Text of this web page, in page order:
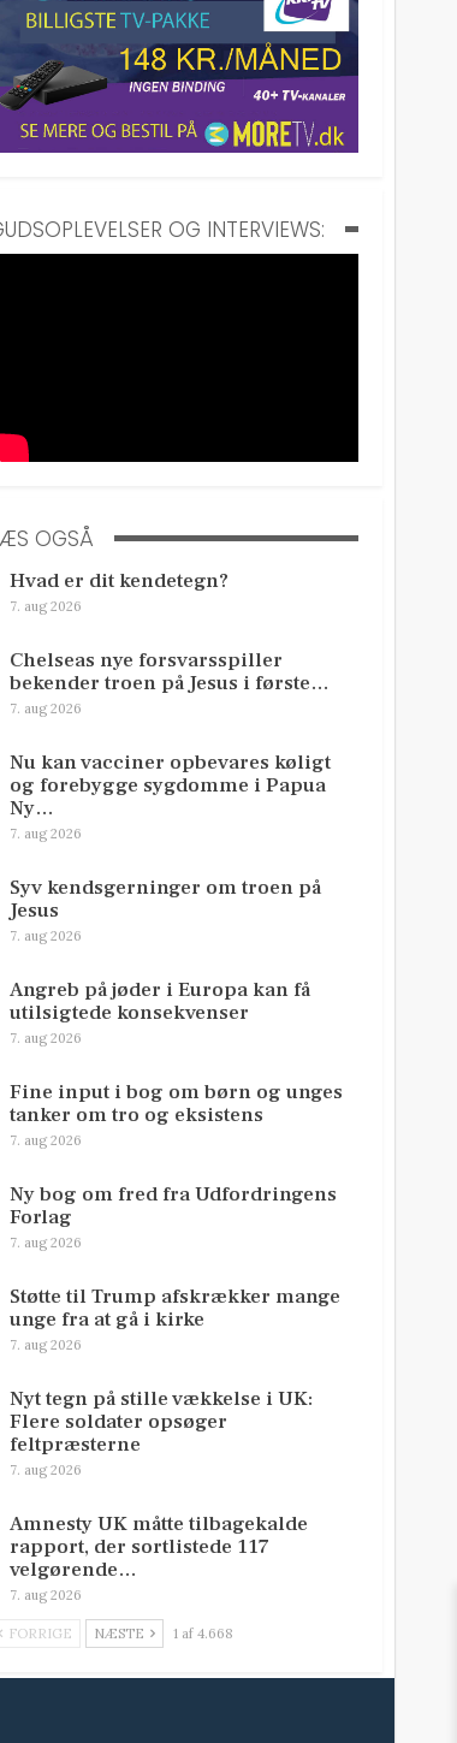
OG INTERVIEWS:
OGSÅ
Hvad er dit kendetegn?
7. aug 2026
Chelseas nye forsvarsspiller
bekender troen på Jesus i første…
7. aug 2026
Nu kan vacciner opbevares køligt
og forebygge sygdomme i Papua
Ny…
7. aug 2026
Syv kendsgerninger om troen på
Jesus
7. aug 2026
Angreb på jøder i Europa kan få
utilsigtede konsekvenser
7. aug 2026
Fine input i bog om børn og unges
tanker om tro og eksistens
7. aug 2026
Ny bog om fred fra Udfordringens
Forlag
7. aug 2026
Støtte til Trump afskrækker mange
unge fra at gå i kirke
7. aug 2026
Nyt tegn på stille vækkelse i UK:
Flere soldater opsøger
feltpræsterne
7. aug 2026
Amnesty UK måtte tilbagekalde
rapport, der sortlistede 117
velgørende…
7. aug 2026
FORRIGE NÆSTE 1 af 4.668